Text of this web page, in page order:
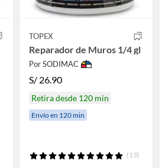
TOPEX
Reparador de Muros 1/4 gl
Por SODIMAC
S/ 26.90
Retira desde 120 min
Envío en 120 min
(13)